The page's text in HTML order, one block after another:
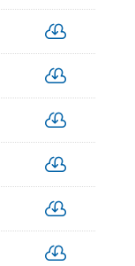





